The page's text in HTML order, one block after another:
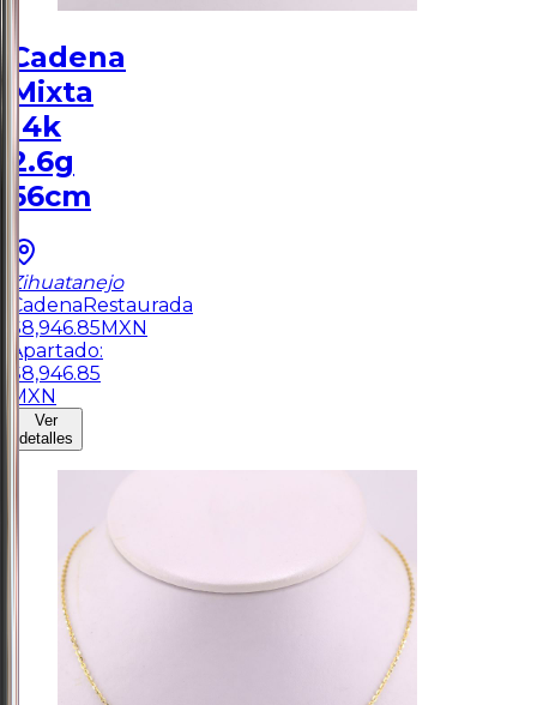
Cadena
Mixta
14k
2.6g
56cm
Zihuatanejo
CadenaRestaurada
$8,946.85MXN
Apartado:
$8,946.85
MXN
Ver
detalles